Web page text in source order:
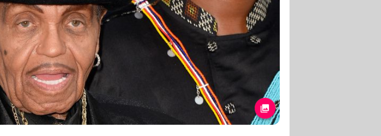
Jobs
App runterladen
Team
Redaktionelle Richtlinien
Impressum
Datenschutzerklärung